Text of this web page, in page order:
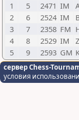
1
5 2471 IM
2
6 2524 IM
3
7 2358 FM
4
8 2529 IM
5
9 2593 GM
сервер Chess-
условия